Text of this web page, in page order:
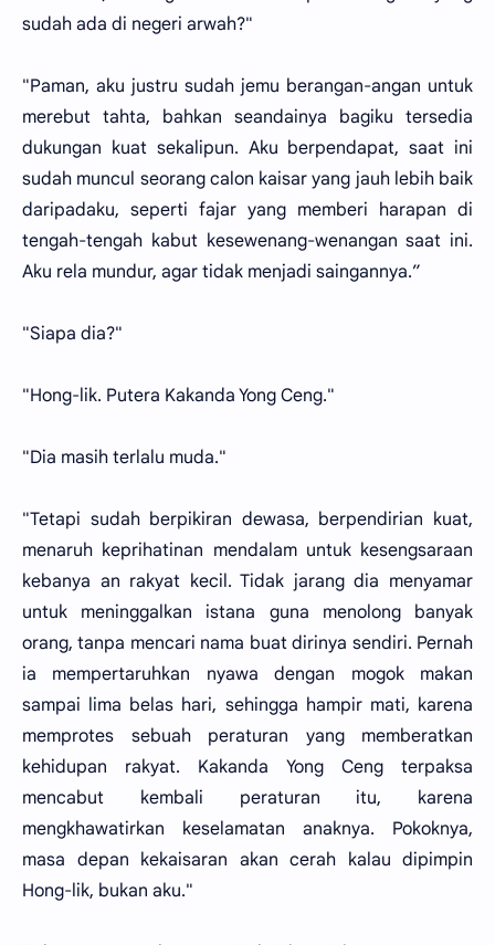
sudah ada di negeri arwah?"
"Paman, aku justru sudah jemu berangan-angan untuk
merebut tahta, bahkan seandainya bagiku tersedia
dukungan kuat sekalipun. Aku berpendapat, saat ini
sudah muncul seorang calon kaisar yang jauh lebih baik
daripadaku, seperti fajar yang memberi harapan di
tengah-tengah kabut kesewenang-wenangan saat ini.
Aku rela mundur, agar tidak menjadi saingannya.”
"Siapa dia?"
"Hong-lik. Putera Kakanda Yong Ceng."
"Dia masih terlalu muda."
"Tetapi sudah berpikiran dewasa, berpendirian kuat,
menaruh keprihatinan mendalam untuk kesengsaraan
kebanya an rakyat kecil. Tidak jarang dia menyamar
untuk meninggalkan istana guna menolong banyak
orang, tanpa mencari nama buat dirinya sendiri. Pernah
ia mempertaruhkan nyawa dengan mogok makan
sampai lima belas hari, sehingga hampir mati, karena
memprotes sebuah peraturan yang memberatkan
kehidupan rakyat. Kakanda Yong Ceng terpaksa
mencabut kembali peraturan itu, karena
mengkhawatirkan keselamatan anaknya. Pokoknya,
masa depan kekaisaran akan cerah kalau dipimpin
Hong-lik, bukan aku."